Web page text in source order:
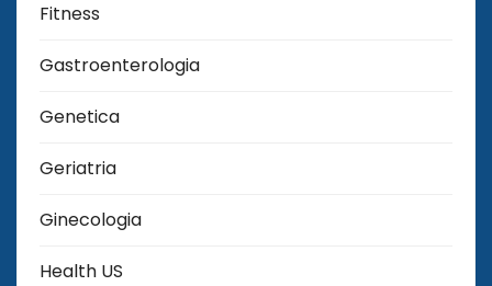
Fitness
Gastroenterologia
Genetica
Geriatria
Ginecologia
Health US